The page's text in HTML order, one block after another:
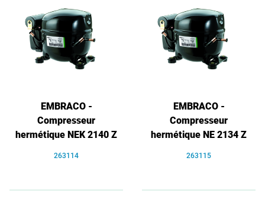
EMBRACO -
Compresseur
hermétique NEK 2140 Z
263114
EMBRACO -
Compresseur
hermétique NE 2134 Z
263115